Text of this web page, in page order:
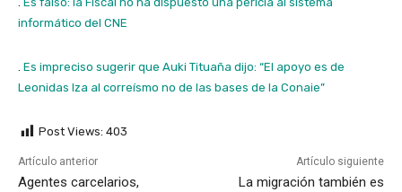
informático del CNE
. Es impreciso sugerir que Auki Tituaña dijo: “El apoyo es de
Leonidas Iza al correísmo no de las bases de la Conaie”
Post Views: 403
Artículo anterior
Agentes carcelarios,
Artículo siguiente
La migración también es